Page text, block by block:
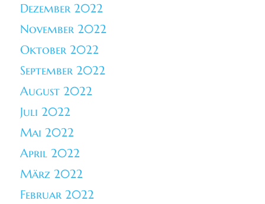
Dezember 2022
November 2022
Oktober 2022
September 2022
August 2022
Juli 2022
Mai 2022
April 2022
März 2022
Februar 2022